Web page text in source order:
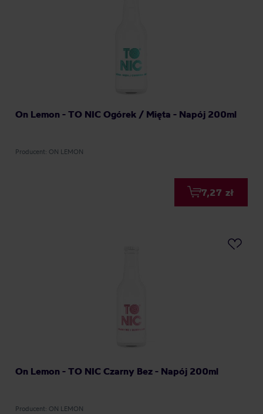
On Lemon - TO NIC Ogórek / Mięta - Napój 200ml
Producent: ON LEMON
7,27 zł
On Lemon - TO NIC Czarny Bez - Napój 200ml
Producent: ON LEMON